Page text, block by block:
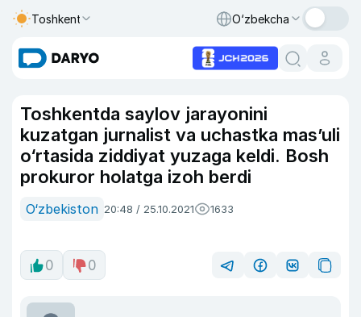
Toshkent O‘zbekcha
Toshkentda saylov jarayonini
kuzatgan jurnalist va uchastka mas’uli
o‘rtasida ziddiyat yuzaga keldi. Bosh
prokuror holatga izoh berdi
O‘zbekiston 20:48 / 25.10.2021 1633
0 0